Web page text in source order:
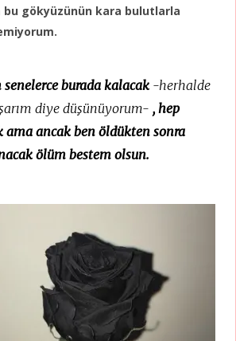
bu gökyüzünün kara bulutlarla
burada kalacak -herhalde
diye düşünüyorum- , hep
ama ancak ben öldükten sonra
ölüm bestem olsun.